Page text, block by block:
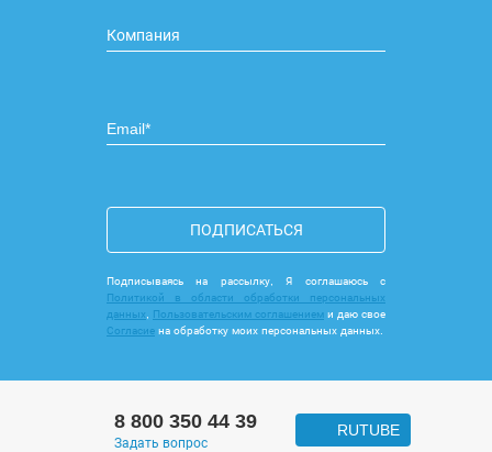
ПОДПИСАТЬСЯ
Подписываясь на рассылку, Я соглашаюсь с
Политикой в области обработки персональных
данных
Пользовательским соглашением и даю свое
Согласие на обработку моих персональных данных.
8 800 350 44 39
Задать вопрос
RUTUBE